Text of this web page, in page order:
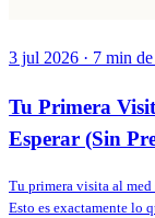
3 jul 2026 · 7 min
Tu Primera
Esperar (Sin
Tu primera visita al med
Esto es exactamente lo